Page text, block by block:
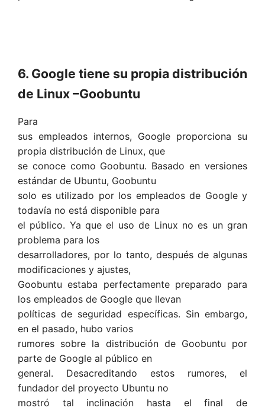
6. Google tiene su propia distribución
de Linux –Goobuntu
Para
sus empleados internos, Google proporciona su
propia distribución de Linux, que
se conoce como Goobuntu. Basado en versiones
estándar de Ubuntu, Goobuntu
solo es utilizado por los empleados de Google y
todavía no está disponible para
el público. Ya que el uso de Linux no es un gran
problema para los
desarrolladores, por lo tanto, después de algunas
modificaciones y ajustes,
Goobuntu estaba perfectamente preparado para
los empleados de Google que llevan
políticas de seguridad específicas. Sin embargo,
en el pasado, hubo varios
rumores sobre la distribución de Goobuntu por
parte de Google al público en
general. Desacreditando estos rumores, el
fundador del proyecto Ubuntu no
mostró tal inclinación hasta el final de